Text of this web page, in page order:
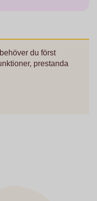
du först
prestanda